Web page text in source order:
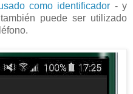
como identificador - y
puede ser utilizado